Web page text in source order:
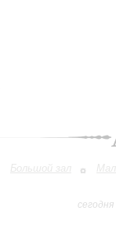
Большой зал